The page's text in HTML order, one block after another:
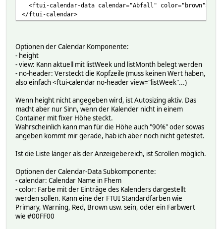
<ftui-calendar-data calendar="Abfall" color="brown"></
</ftui-calendar>
Optionen der Calendar Komponente:
- height
- view: Kann aktuell mit listWeek und listMonth belegt werden
- no-header: Versteckt die Kopfzeile (muss keinen Wert haben,
also einfach <ftui-calendar no-header view="listWeek"...)
Wenn height nicht angegeben wird, ist Autosizing aktiv. Das
macht aber nur Sinn, wenn der Kalender nicht in einem
Container mit fixer Höhe steckt.
Wahrscheinlich kann man für die Höhe auch "90%" oder sowas
angeben kommt mir gerade, hab ich aber noch nicht getestet.
Ist die Liste länger als der Anzeigebereich, ist Scrollen möglich.
Optionen der Calendar-Data Subkomponente:
- calendar: Calendar Name in Fhem
- color: Farbe mit der Einträge des Kalenders dargestellt
werden sollen. Kann eine der FTUI Standardfarben wie
Primary, Warning, Red, Brown usw. sein, oder ein Farbwert
wie #00FF00